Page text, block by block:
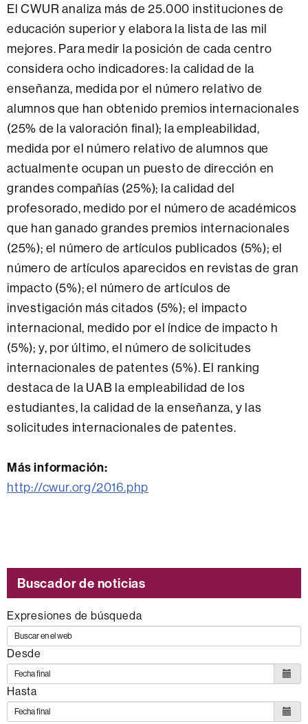
El CWUR analiza más de 25.000 instituciones de
educación superior y elabora la lista de las mil
mejores. Para medir la posición de cada centro
considera ocho indicadores: la calidad de la
enseñanza, medida por el número relativo de
alumnos que han obtenido premios internacionales
(25% de la valoración final); la empleabilidad,
medida por el número relativo de alumnos que
actualmente ocupan un puesto de dirección en
grandes compañías (25%); la calidad del
profesorado, medido por el número de académicos
que han ganado grandes premios internacionales
(25%); el número de artículos publicados (5%); el
número de artículos aparecidos en revistas de gran
impacto (5%); el número de artículos de
investigación más citados (5%); el impacto
internacional, medido por el índice de impacto h
(5%); y, por último, el número de solicitudes
internacionales de patentes (5%). El ranking
destaca de la UAB la empleabilidad de los
estudiantes, la calidad de la enseñanza, y las
solicitudes internacionales de patentes.
Más información:
http://cwur.org/2016.php
Buscador de noticias
Expresiones de búsqueda
Desde
Hasta